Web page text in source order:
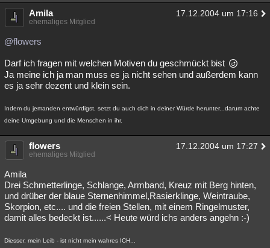
Philosophie Literatur
Astronomie
Musik Clash Verbesserungen Allmystery English
Übersichten
Lesenswert Schlüsselwörter
Amila 17.12.2004 um 17:16
ehemaliges Mitglied
@flowers
Darf ich fragen mit welchen Motiven du geschmückt bist
Ja meine ich ja man muss es ja nicht sehen und außerdem kann
es ja sehr dezent und klein sein.
Indem du jemanden entwürdigst, setzt du auch dich in deiner Würde herunter...darum achte
deine Umgebung und die Menschen in ihr.
flowers 17.12.2004 um 17:27
ehemaliges Mitglied
Amila
Drei Schmetterlinge, Schlange, Armband, Kreuz mit Berg hinten,
und drüber der blaue Sternenhimmel,Rasierklinge, Weintraube,
Skorpion, etc.... und die freien Stellen, mit einem Ringelmuster,
damit alles bedeckt ist......< Heute würd ichs anders angehn :-)
Diesser, mein Leib - ist nicht mein wahres ICH...